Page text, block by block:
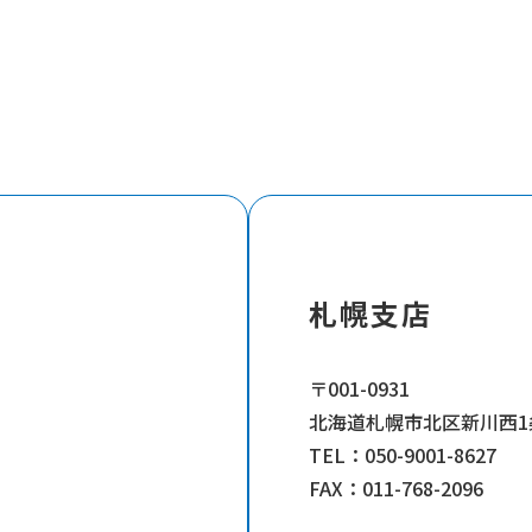
札幌支店
〒001-0931
北海道札幌市北区新川西
TEL： 050-9001-8627
FAX：011-768-2096